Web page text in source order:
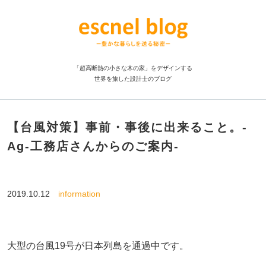
「超高断熱の小さな木の家」をデザインする
世界を旅した設計士のブログ
【台風対策】事前・事後に出来ること。-
Ag-工務店さんからのご案内-
2019.10.12 information
大型の台風19号が日本列島を通過中です。